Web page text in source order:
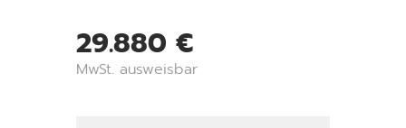
29.880 €
MwSt. ausweisbar